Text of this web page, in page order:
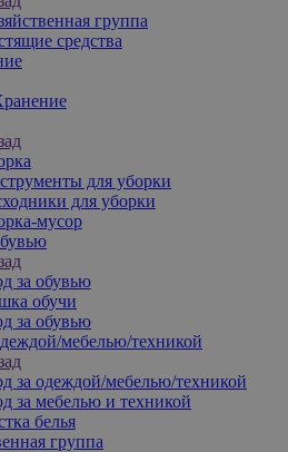
группа
средства
для уборки
для уборки
мусор
за обувью
обучи
за обувью
мебелью/техникой
за одеждой/мебелью/техникой
за мебелью и техникой
белья
группа